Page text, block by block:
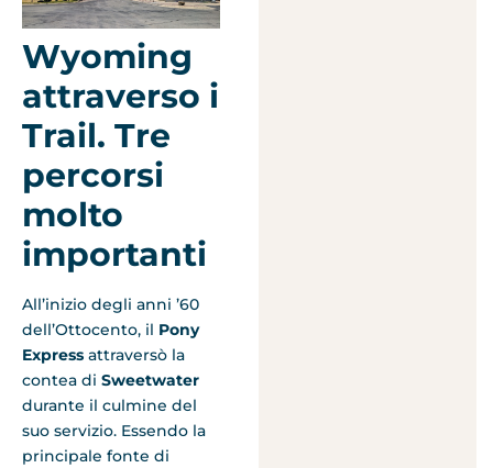
Wyoming
attraverso i
Trail. Tre
percorsi
molto
importanti
All’inizio degli anni ’60
dell’Ottocento, il Pony
Express attraversò la
contea di Sweetwater
durante il culmine del
suo servizio. Essendo la
principale fonte di